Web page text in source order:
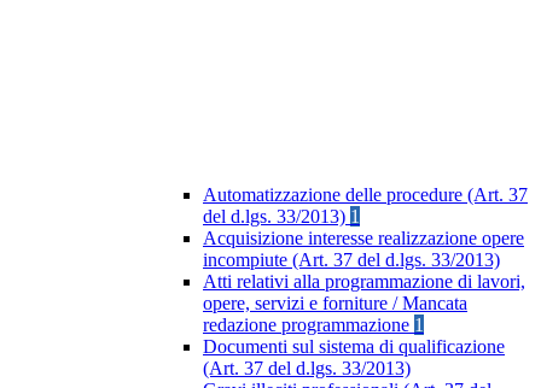
Automatizzazione delle procedure (Art. 37
del d.lgs. 33/2013) 1
Acquisizione interesse realizzazione opere
incompiute (Art. 37 del d.lgs. 33/2013)
Atti relativi alla programmazione di lavori,
opere, servizi e forniture / Mancata
redazione programmazione 1
Documenti sul sistema di qualificazione
(Art. 37 del d.lgs. 33/2013)